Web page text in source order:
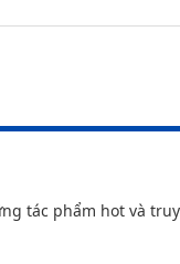
tác phẩm hot và